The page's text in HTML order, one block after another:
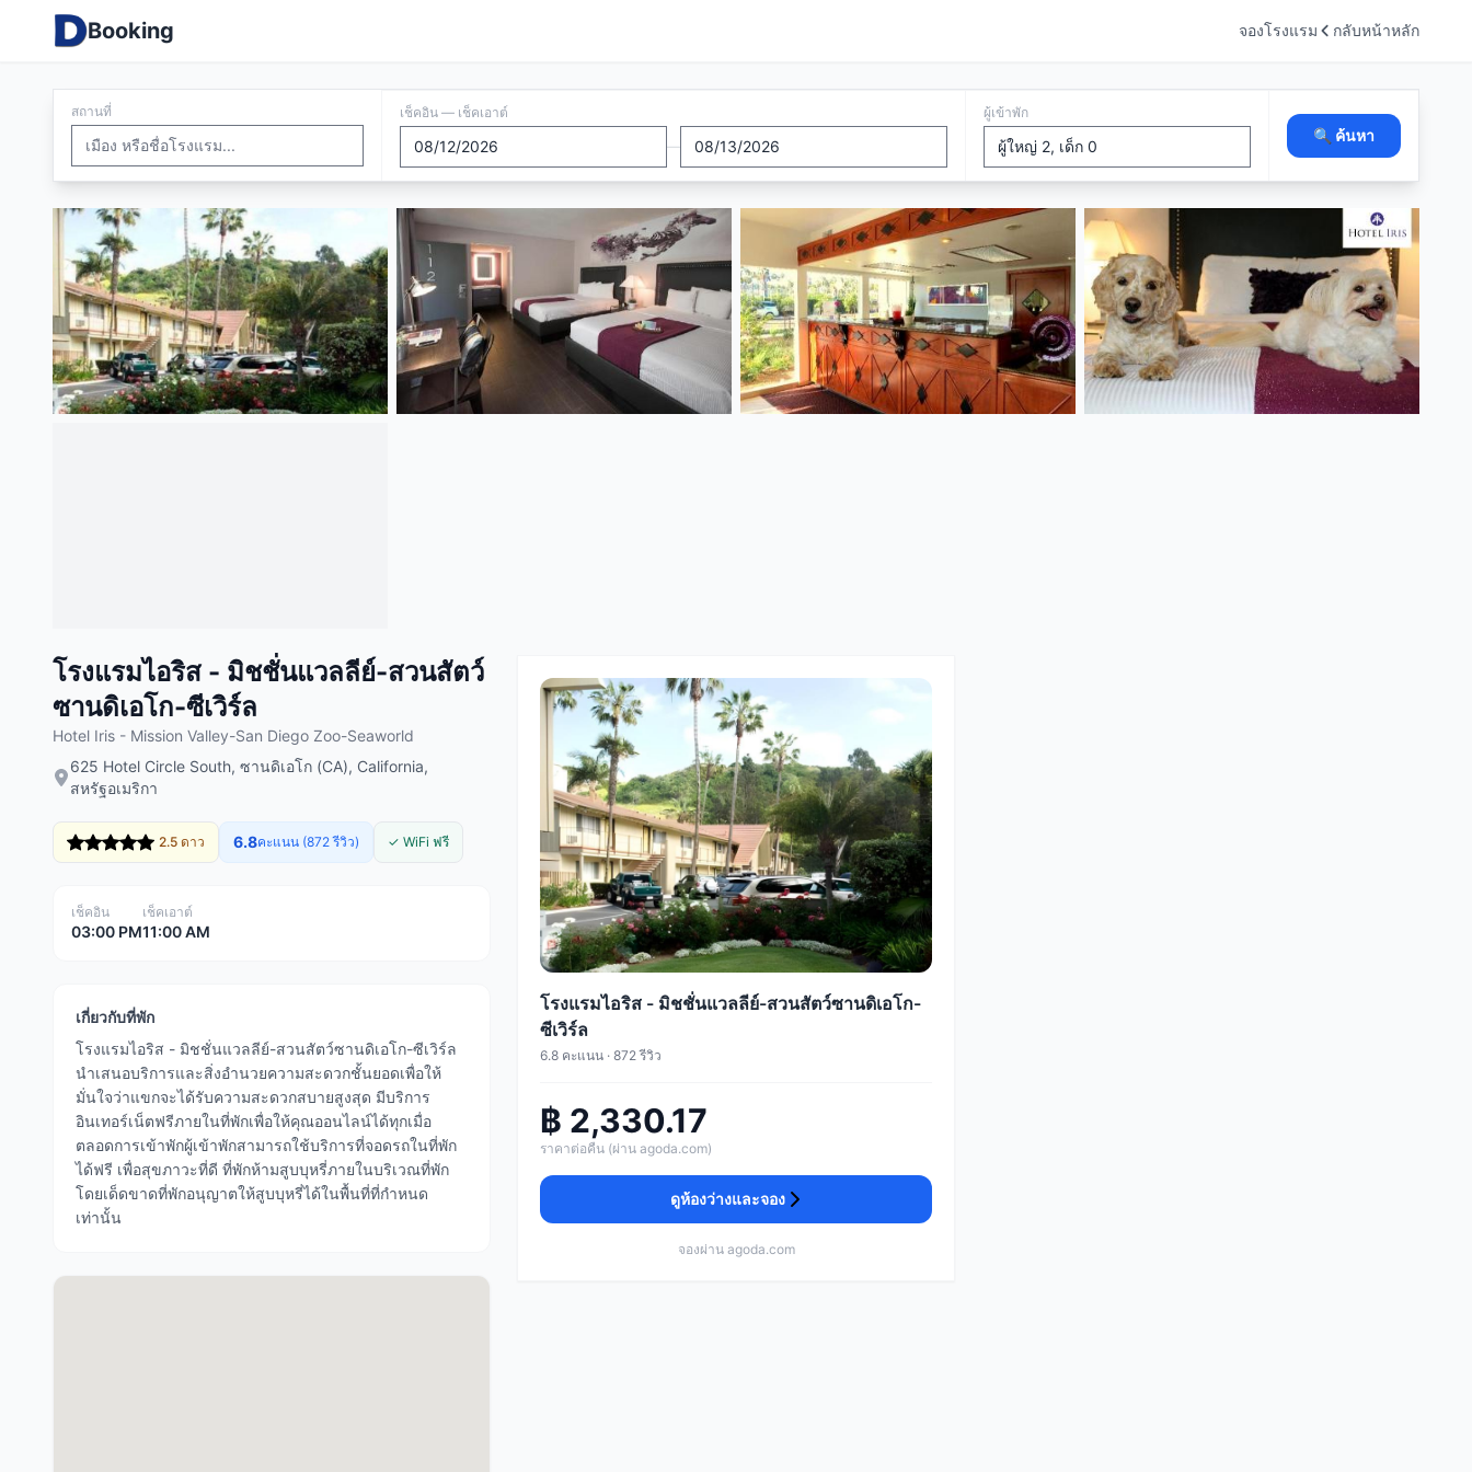
Booking จองโรงแรม กลับหน้าหลัก
สถานที่ เช็คอิน — เช็คเอาต์
—
ผู้เข้าพัก
🔍 ค้นหา
โรงแรมไอริส - มิชชั่นแวลลีย์-สวนสัตว์
ซานดิเอโก-ซีเวิร์ล
Hotel Iris - Mission Valley-San Diego Zoo-Seaworld
625 Hotel Circle South, ซานดิเอโก (CA), California,
สหรัฐอเมริกา
2.5 ดาว 6.8คะแนน (872 รีวิว) ✓ WiFi ฟรี
เช็คอิน
03:00 PM
เช็คเอาต์
11:00 AM
เกี่ยวกับที่พัก
โรงแรมไอริส - มิชชั่นแวลลีย์-สวนสัตว์ซานดิเอโก-ซีเวิร์ล
นำเสนอบริการและสิ่งอำนวยความสะดวกชั้นยอดเพื่อให้
มั่นใจว่าแขกจะได้รับความสะดวกสบายสูงสุด มีบริการ
อินเทอร์เน็ตฟรีภายในที่พักเพื่อให้คุณออนไลน์ได้ทุกเมื่อ
ตลอดการเข้าพักผู้เข้าพักสามารถใช้บริการที่จอดรถในที่พัก
ได้ฟรี เพื่อสุขภาวะที่ดี ที่พักห้ามสูบบุหรี่ภายในบริเวณที่พัก
โดยเด็ดขาดที่พักอนุญาตให้สูบบุหรี่ได้ในพื้นที่ที่กำหนด
เท่านั้น
โรงแรมไอริส - มิชชั่นแวลลีย์-สวนสัตว์ซานดิเอโก-
ซีเวิร์ล
6.8 คะแนน · 872 รีวิว
฿ 2,330.17
ราคาต่อคืน (ผ่าน agoda.com)
ดูห้องว่างและจอง
จองผ่าน agoda.com